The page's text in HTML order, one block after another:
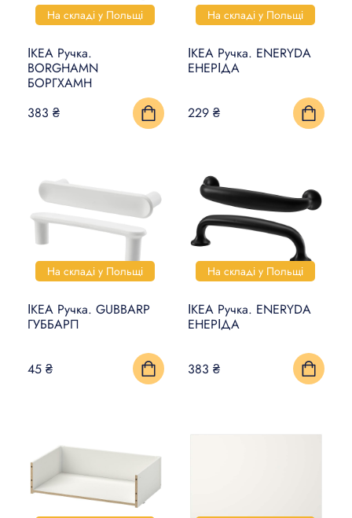
На складі у Польщі
ІКЕА Ручка.
BORGHAMN
БОРГХАМН
383 ₴
На складі у Польщі
ІКЕА Ручка. ENERYDA
ЕНЕРІДА
229 ₴
На складі у Польщі
ІКЕА Ручка. GUBBARP
ГУББАРП
45 ₴
На складі у Польщі
ІКЕА Ручка. ENERYDA
ЕНЕРІДА
383 ₴